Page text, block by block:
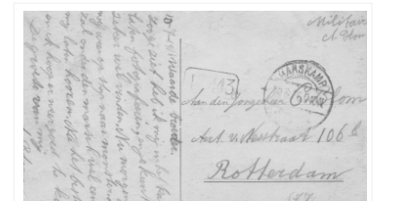
Ik
zoek
de
tak
van
mijn
Opa
Johannes